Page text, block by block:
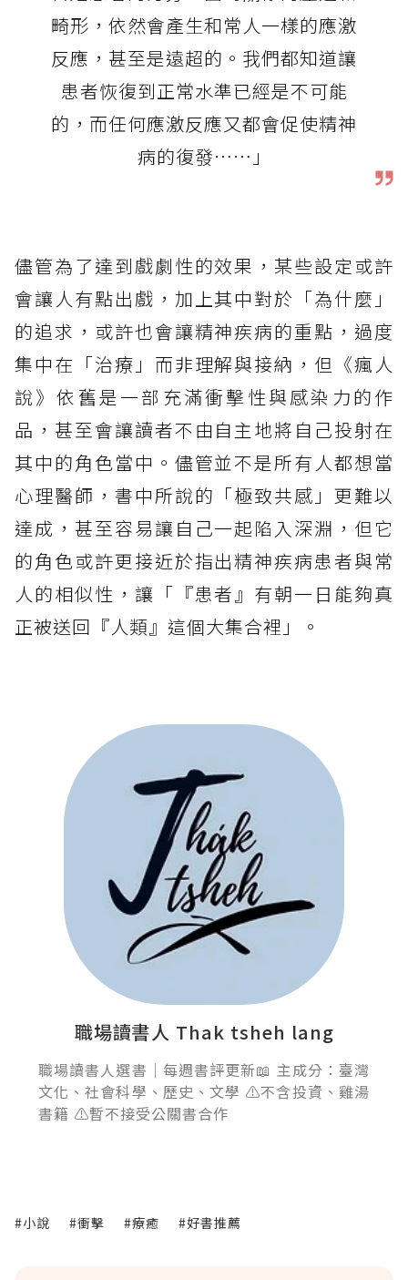
畸形，依然會產生和常人一樣的應激
反應，甚至是遠超的。我們都知道讓
患者恢復到正常水準已經是不可能
的，而任何應激反應又都會促使精神
病的復發⋯⋯」
儘管為了達到戲劇性的效果，某些設定或許
會讓人有點出戲，加上其中對於「為什麼」
的追求，或許也會讓精神疾病的重點，過度
集中在「治療」而非理解與接納，但《瘋人
說》依舊是一部充滿衝擊性與感染力的作
品，甚至會讓讀者不由自主地將自己投射在
其中的角色當中。儘管並不是所有人都想當
心理醫師，書中所說的「極致共感」更難以
達成，甚至容易讓自己一起陷入深淵，但它
的角色或許更接近於指出精神疾病患者與常
人的相似性，讓「『患者』有朝一日能夠真
正被送回『人類』這個大集合裡」。
職場讀書人 Thak tsheh lang
職場讀書人選書｜每週書評更新📖 主成分：臺灣
文化、社會科學、歷史、文學 ⚠️不含投資、雞湯
書籍 ⚠️暫不接受公關書合作
#小說 #衝擊 #療癒 #好書推薦